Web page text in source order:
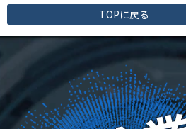
TOPに戻る